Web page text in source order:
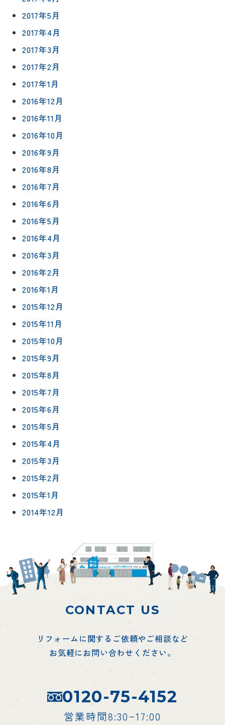
2017年5月
2017年4月
2017年3月
2017年2月
2017年1月
2016年12月
2016年11月
2016年10月
2016年9月
2016年8月
2016年7月
2016年6月
2016年5月
2016年4月
2016年3月
2016年2月
2016年1月
2015年12月
2015年11月
2015年10月
2015年9月
2015年8月
2015年7月
2015年6月
2015年5月
2015年4月
2015年3月
2015年2月
2015年1月
2014年12月
CONTACT US
リフォームに関するご依頼やご相談など
お気軽にお問い合わせください。
0120-75-4152
営業時間8:30~17:00